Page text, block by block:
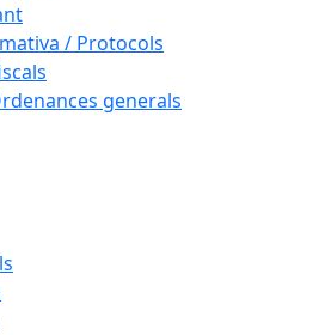
/ Protocols
generals